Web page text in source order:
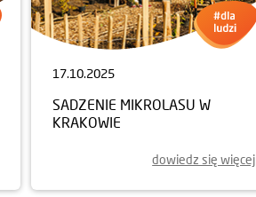
17.10.2025
SADZENIE MIKROLASU W
KRAKOWIE
dowiedz się więcej